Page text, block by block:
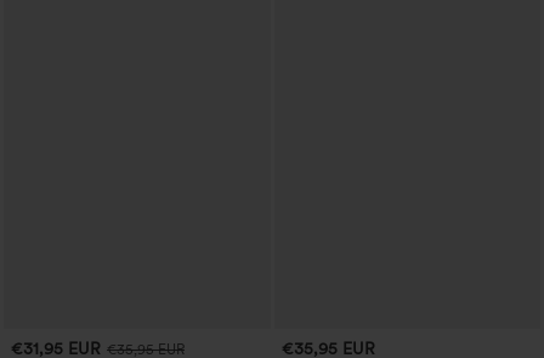
€31,95 EUR €35,95 EUR
€35,95 EUR